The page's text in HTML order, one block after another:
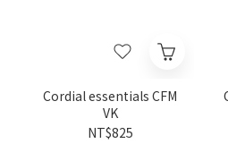
Cordial essentials CFM
VK
NT$825